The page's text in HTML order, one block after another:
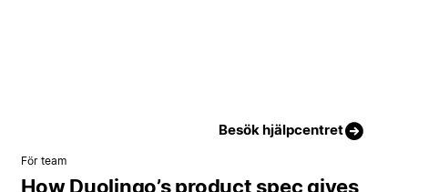
Besök hjälpcentret
För team
How Duolingo’s product spec gives